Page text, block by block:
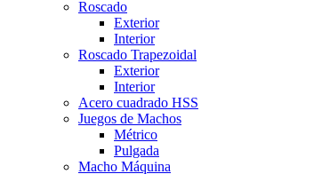
Roscado
Exterior
Interior
Roscado Trapezoidal
Exterior
Interior
Acero cuadrado HSS
Juegos de Machos
Métrico
Pulgada
Macho Máquina